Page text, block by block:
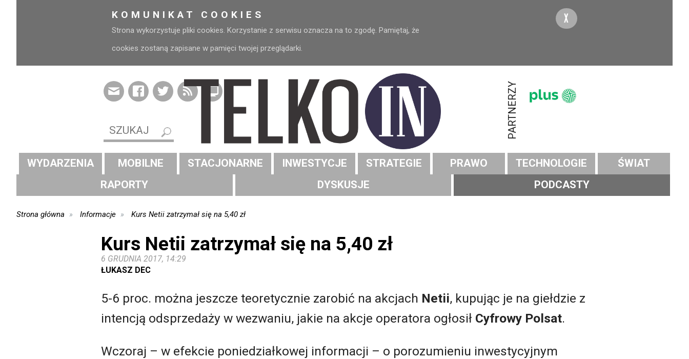
KOMUNIKAT COOKIES
Strona wykorzystuje pliki cookies. Korzystanie z serwisu oznacza na to zgodę. Pamiętaj, że
cookies zostaną zapisane w pamięci twojej przeglądarki.
X
PARTNERZY
WYDARZENIA MOBILNE STACJONARNE INWESTYCJE STRATEGIE PRAWO TECHNOLOGIE
ŚWIAT
RAPORTY
DYSKUSJE PODCASTY
Strona główna Informacje Kurs Netii zatrzymał się na 5,40 zł
Kurs Netii zatrzymał się na 5,40 zł
6 GRUDNIA 2017, 14:29
ŁUKASZ DEC
5-6 proc. można jeszcze teoretycznie zarobić na akcjach Netii, kupując je na giełdzie z
intencją odsprzedaży w wezwaniu, jakie na akcje operatora ogłosił Cyfrowy Polsat.
Wczoraj – w efekcie poniedziałkowej informacji – o porozumieniu inwestycyjnym